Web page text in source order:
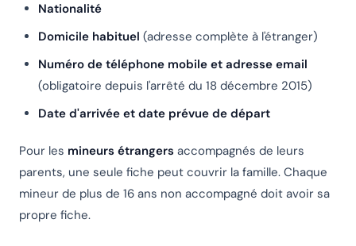
Nationalité
Domicile habituel (adresse complète à l'étranger)
Numéro de téléphone mobile et adresse email
(obligatoire depuis l'arrêté du 18 décembre 2015)
Date d'arrivée et date prévue de départ
Pour les mineurs étrangers accompagnés de leurs
parents, une seule fiche peut couvrir la famille. Chaque
mineur de plus de 16 ans non accompagné doit avoir sa
propre fiche.